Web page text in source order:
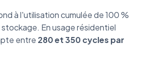
à l'utilisation cumulée de 100 %
En usage résidentiel
entre 280 et 350 cycles par